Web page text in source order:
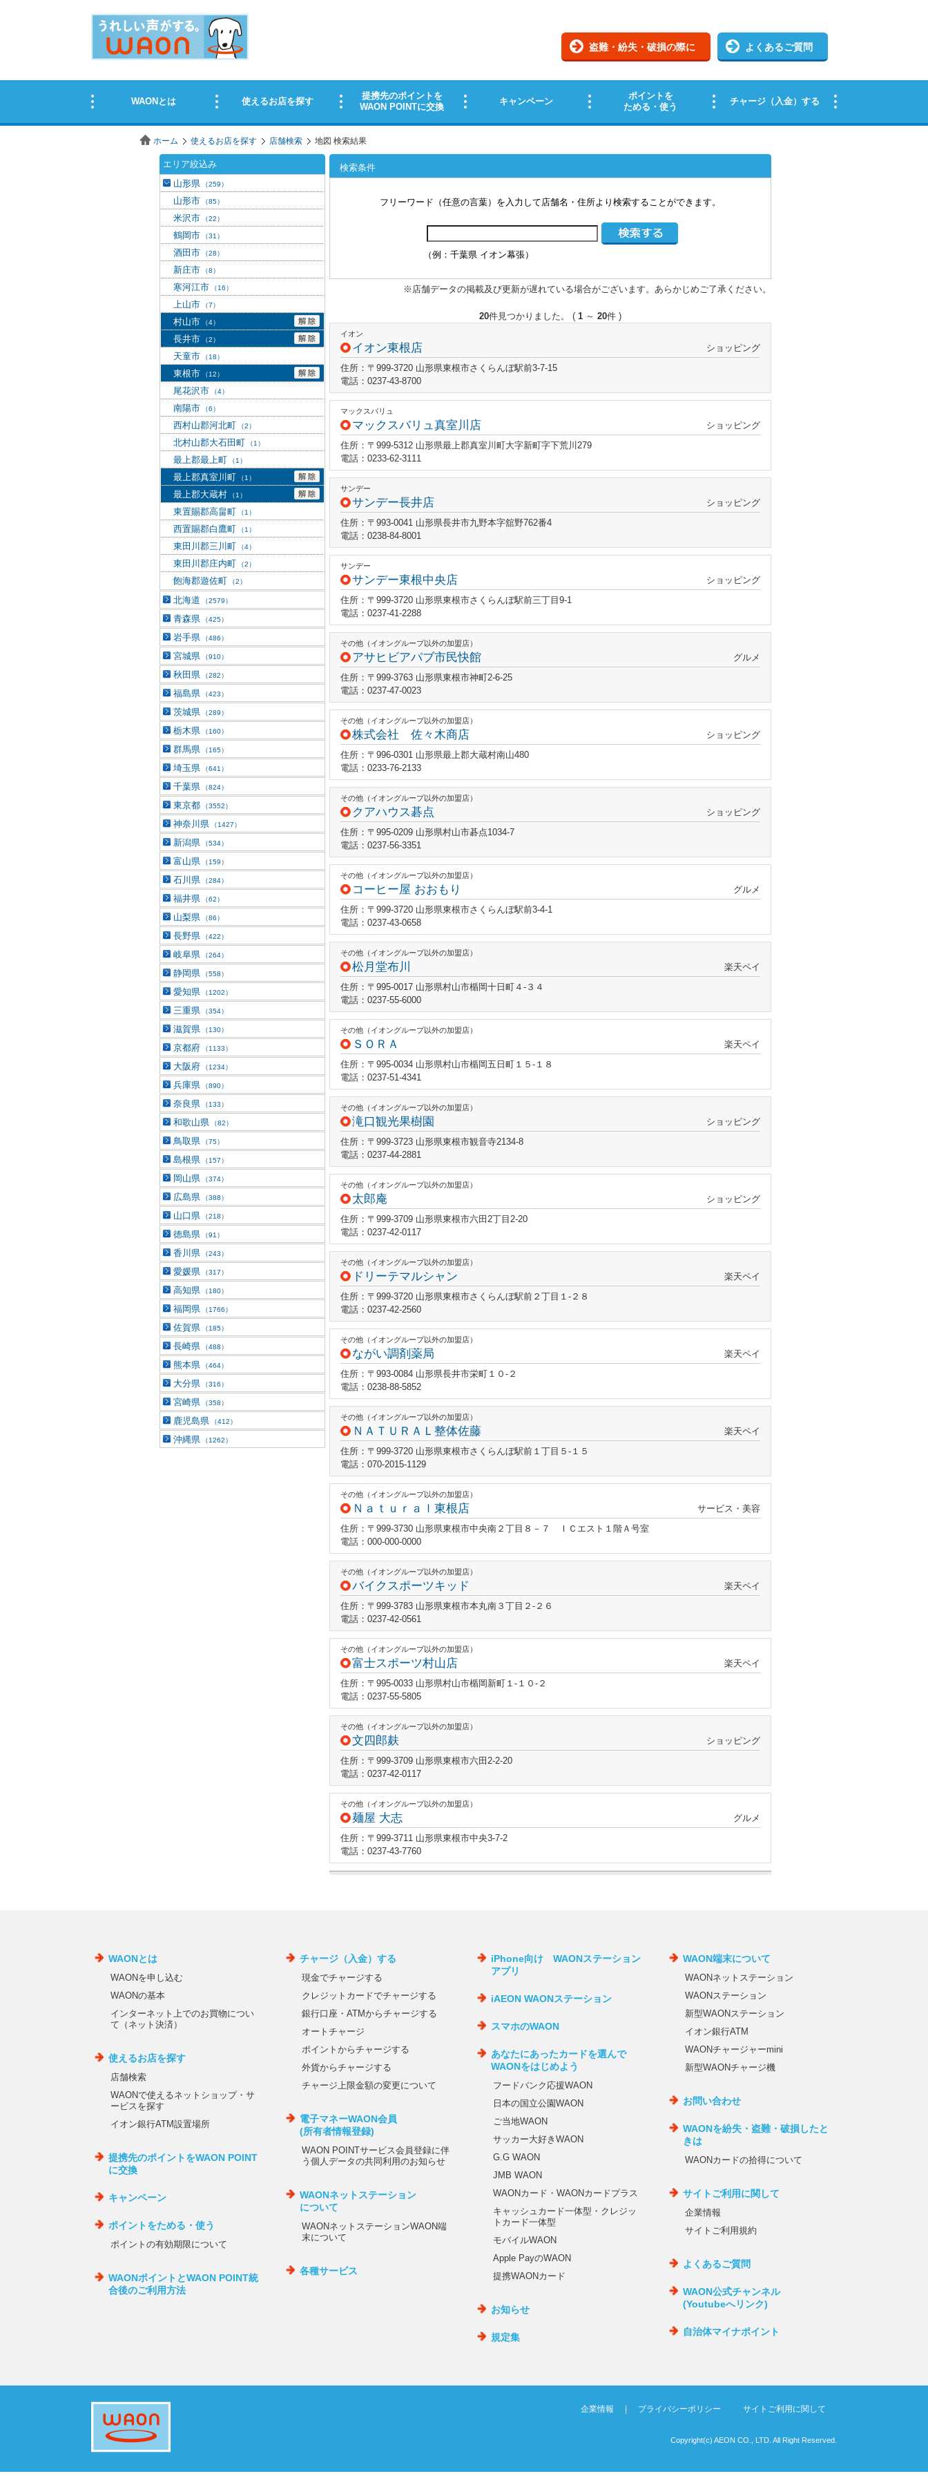
ホーム 使えるお店を探す 店舗検索 地図 検索結果
検索条件
フリーワード（任意の言葉）を入力して店舗名・住所より検索することができます。
（例：千葉県 イオン幕張）
※店舗データの掲載及び更新が遅れている場合がございます。あらかじめご了承ください。
20件見つかりました。 ( 1 ～ 20件 )
イオン
イオン東根店
ショッピング
住所：〒999-3720 山形県東根市さくらんぼ駅前3-7-15
電話：0237-43-8700
マックスバリュ
マックスバリュ真室川店
ショッピング
住所：〒999-5312 山形県最上郡真室川町大字新町字下荒川279
電話：0233-62-3111
サンデー
サンデー長井店
ショッピング
住所：〒993-0041 山形県長井市九野本字舘野762番4
電話：0238-84-8001
サンデー
サンデー東根中央店
ショッピング
住所：〒999-3720 山形県東根市さくらんぼ駅前三丁目9-1
電話：0237-41-2288
その他（イオングループ以外の加盟店）
アサヒビアパブ市民快館
グルメ
住所：〒999-3763 山形県東根市神町2-6-25
電話：0237-47-0023
その他（イオングループ以外の加盟店）
株式会社 佐々木商店
ショッピング
住所：〒996-0301 山形県最上郡大蔵村南山480
電話：0233-76-2133
その他（イオングループ以外の加盟店）
クアハウス碁点
ショッピング
住所：〒995-0209 山形県村山市碁点1034-7
電話：0237-56-3351
その他（イオングループ以外の加盟店）
コーヒー屋 おおもり
グルメ
住所：〒999-3720 山形県東根市さくらんぼ駅前3-4-1
電話：0237-43-0658
その他（イオングループ以外の加盟店）
松月堂布川
楽天ペイ
住所：〒995-0017 山形県村山市楯岡十日町４‐３４
電話：0237-55-6000
その他（イオングループ以外の加盟店）
ＳＯＲＡ
楽天ペイ
住所：〒995-0034 山形県村山市楯岡五日町１５‐１８
電話：0237-51-4341
その他（イオングループ以外の加盟店）
滝口観光果樹園
ショッピング
住所：〒999-3723 山形県東根市観音寺2134-8
電話：0237-44-2881
その他（イオングループ以外の加盟店）
太郎庵
ショッピング
住所：〒999-3709 山形県東根市六田2丁目2-20
電話：0237-42-0117
その他（イオングループ以外の加盟店）
ドリーテマルシャン
楽天ペイ
住所：〒999-3720 山形県東根市さくらんぼ駅前２丁目１‐２８
電話：0237-42-2560
その他（イオングループ以外の加盟店）
ながい調剤薬局
楽天ペイ
住所：〒993-0084 山形県長井市栄町１０‐２
電話：0238-88-5852
その他（イオングループ以外の加盟店）
ＮＡＴＵＲＡＬ整体佐藤
楽天ペイ
住所：〒999-3720 山形県東根市さくらんぼ駅前１丁目５‐１５
電話：070-2015-1129
その他（イオングループ以外の加盟店）
Ｎａｔｕｒａｌ東根店
サービス・美容
住所：〒999-3730 山形県東根市中央南２丁目８－７ ＩＣエスト１階Ａ号室
電話：000-000-0000
その他（イオングループ以外の加盟店）
バイクスポーツキッド
楽天ペイ
住所：〒999-3783 山形県東根市本丸南３丁目２‐２６
電話：0237-42-0561
その他（イオングループ以外の加盟店）
富士スポーツ村山店
楽天ペイ
住所：〒995-0033 山形県村山市楯岡新町１‐１０‐２
電話：0237-55-5805
その他（イオングループ以外の加盟店）
文四郎麸
ショッピング
住所：〒999-3709 山形県東根市六田2-2-20
電話：0237-42-0117
その他（イオングループ以外の加盟店）
麺屋 大志
グルメ
住所：〒999-3711 山形県東根市中央3-7-2
電話：0237-43-7760
エリア絞込み
山形県
（259）
山形市 （85）
米沢市 （22）
鶴岡市 （31）
酒田市 （28）
新庄市 （8）
寒河江市 （16）
上山市 （7）
村山市 （4）
長井市 （2）
天童市 （18）
東根市 （12）
尾花沢市 （4）
南陽市 （6）
西村山郡河北町 （2）
北村山郡大石田町 （1）
最上郡最上町 （1）
最上郡真室川町 （1）
最上郡大蔵村 （1）
東置賜郡高畠町 （1）
西置賜郡白鷹町 （1）
東田川郡三川町 （4）
東田川郡庄内町 （2）
飽海郡遊佐町 （2）
北海道 （2579）
青森県 （425）
岩手県 （486）
宮城県 （910）
秋田県 （282）
福島県 （423）
茨城県 （289）
栃木県 （160）
群馬県 （165）
埼玉県 （641）
千葉県 （824）
東京都 （3552）
神奈川県 （1427）
新潟県 （534）
富山県 （159）
石川県 （284）
福井県 （62）
山梨県 （86）
長野県 （422）
岐阜県 （264）
静岡県 （558）
愛知県 （1202）
三重県 （354）
滋賀県 （130）
京都府 （1133）
大阪府 （1234）
兵庫県 （890）
奈良県 （133）
和歌山県 （82）
鳥取県 （75）
島根県 （157）
岡山県 （374）
広島県 （388）
山口県 （218）
徳島県 （91）
香川県 （243）
愛媛県 （317）
高知県 （180）
福岡県 （1766）
佐賀県 （185）
長崎県 （488）
熊本県 （464）
大分県 （316）
宮崎県 （358）
鹿児島県 （412）
沖縄県 （1262）